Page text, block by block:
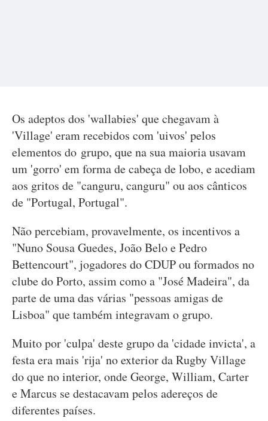
Os adeptos dos 'wallabies' que chegavam à
'Village' eram recebidos com 'uivos' pelos
elementos do grupo, que na sua maioria usavam
um 'gorro' em forma de cabeça de lobo, e acediam
aos gritos de "canguru, canguru" ou aos cânticos
de "Portugal, Portugal".
Não percebiam, provavelmente, os incentivos a
"Nuno Sousa Guedes, João Belo e Pedro
Bettencourt", jogadores do CDUP ou formados no
clube do Porto, assim como a "José Madeira", da
parte de uma das várias "pessoas amigas de
Lisboa" que também integravam o grupo.
Muito por 'culpa' deste grupo da 'cidade invicta', a
festa era mais 'rija' no exterior da Rugby Village
do que no interior, onde George, William, Carter
e Marcus se destacavam pelos adereços de
diferentes países.